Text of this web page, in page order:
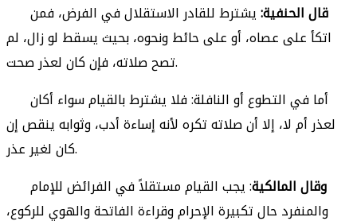
قال الحنفية:يشترط للقادر الاستقلال في الفرض، فمن
اتكأ على عصاه، أو على حائط ونحوه، بحيث يسقط لو زال، لم
تصح صلاته، فإن كان لعذر صحت.
لعذر أم لا، إلا أن صلاته تكره لأنه إساءة أدب، وثوابه ينقص إن
كان لغير عذر.
وقال المالكية: يجب القيام مستقلاً في الفرائض للإمام
والمنفرد حال تكبيرة الإحرام وقراءة الفاتحة والهوي للركوع،